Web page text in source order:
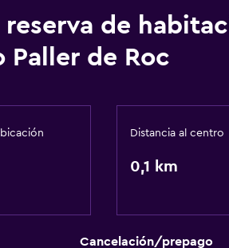
Accesibilidad y
Para no fumadores
Mascotas permitidas
Servicios y facilidades
Mostrador de
de
Paller de Roc
Distancia al centro
0,1 km
Cancelación/prepago